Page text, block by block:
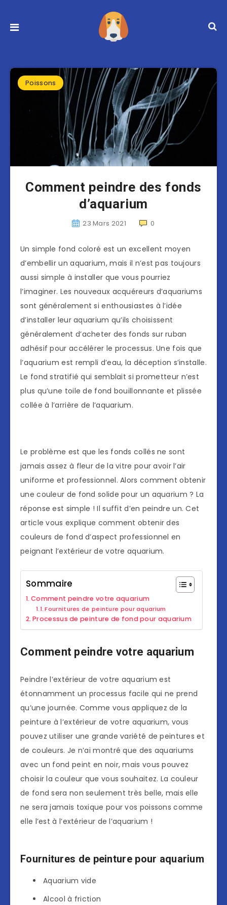
Poissons
Comment peindre des fonds
d’aquarium
23 Mars 2021 0
Un simple fond coloré est un excellent moyen
d’embellir un aquarium, mais il n’est pas toujours
aussi simple à installer que vous pourriez
l’imaginer. Les nouveaux acquéreurs d’aquariums
sont généralement si enthousiastes à l’idée
d’installer leur aquarium qu’ils choisissent
généralement d’acheter des fonds sur ruban
adhésif pour accélérer le processus. Une fois que
l’aquarium est rempli d’eau, la déception s’installe.
Le fond stratifié qui semblait si prometteur n’est
plus qu’une toile de fond bouillonnante et plissée
collée à l’arrière de l’aquarium.
Le problème est que les fonds collés ne sont
jamais assez à fleur de la vitre pour avoir l’air
uniforme et professionnel. Alors comment obtenir
une couleur de fond solide pour un aquarium ? La
réponse est simple ! Il suffit d’en peindre un. Cet
article vous explique comment obtenir des
couleurs de fond d’aspect professionnel en
peignant l’extérieur de votre aquarium.
Sommaire
Comment peindre votre aquarium
Fournitures de peinture pour aquarium
Processus de peinture de fond pour aquarium
Comment peindre votre aquarium
Peindre l’extérieur de votre aquarium est
étonnamment un processus facile qui ne prend
qu’une journée. Comme vous appliquez de la
peinture à l’extérieur de votre aquarium, vous
pouvez utiliser une grande variété de peintures et
de couleurs. Je n’ai montré que des aquariums
avec un fond peint en noir, mais vous pouvez
choisir la couleur que vous souhaitez. La couleur
de fond sera non seulement très belle, mais elle
ne sera jamais toxique pour vos poissons comme
elle l’est à l’extérieur de l’aquarium !
Fournitures de peinture pour aquarium
Aquarium vide
Alcool à friction